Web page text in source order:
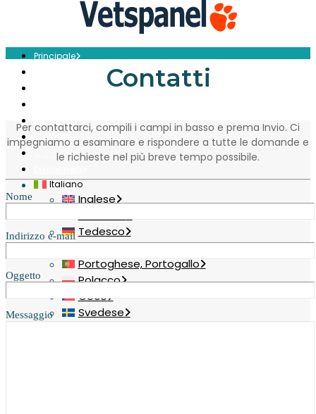
Principale
Risorse
Contatti
Italiano
Inglese
Tedesco
Spagnolo
Portoghese, Portogallo
Polacco
Ceco
Svedese
Contatti
Per contattarci, compili i campi in basso e prema Invio. Ci
impegniamo a esaminare e rispondere a tutte le domande e
le richieste nel più breve tempo possibile.
Nome
Indirizzo e-mail
Oggetto
Messaggio